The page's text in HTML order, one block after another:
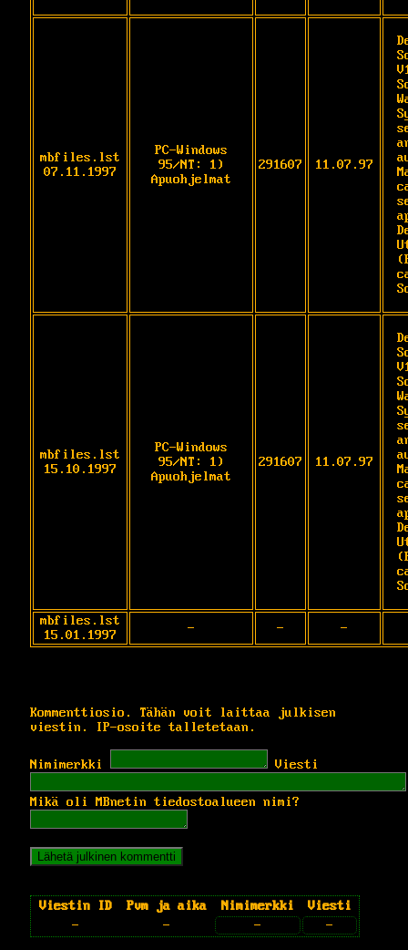
mbfiles.lst
07.11.1997
PC-Windows
95/NT: 1)
Apuohjelmat
291607 11.07.97
mbfiles.lst
15.10.1997
PC-Windows
95/NT: 1)
Apuohjelmat
291607 11.07.97
mbfiles.lst
15.01.1997
- - -
Kommenttiosio. Tähän voit laittaa julkisen
viestin. IP-osoite talletetaan.
Nimimerkki Viesti
Mikä oli MBnetin tiedostoalueen nimi?
Viestin ID Pvm ja aika Nimimerkki
Viesti
-
- - -